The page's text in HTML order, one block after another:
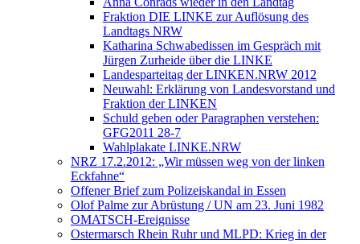
Fraktion DIE LINKE zur Auflösung des
Landtags NRW
Katharina Schwabedissen im Gespräch mit
Jürgen Zurheide über die LINKE
Landesparteitag der LINKEN.NRW 2012
Neuwahl: Erklärung von Landesvorstand und
Fraktion der LINKEN
Schuld geben oder Paragraphen verstehen:
GFG2011 28-7
Wahlplakate LINKE.NRW
NRZ 17.2.2012: „Wir müssen weg von der linken
Eckfahne“
Offener Brief zum Polizeiskandal in Essen
Olof Palme zur Abrüstung / UN am 23. Juni 1982
OMATSCH-Ereignisse
Ostermarsch Rhein Ruhr und MLPD: Krieg in der